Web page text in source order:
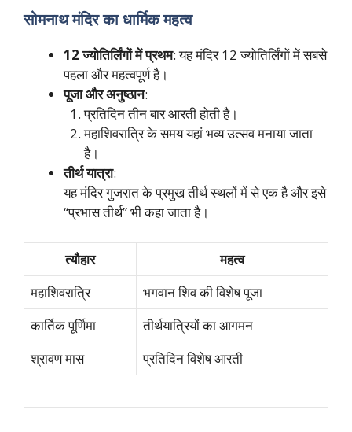
सोमनाथ मंदिर का धार्मिक महत्व
12 ज्योतिर्लिंगों में प्रथम: यह मंदिर 12 ज्योतिर्लिंगों में सबसे
पहला और महत्वपूर्ण है।
पूजा और अनुष्ठान:
प्रतिदिन तीन बार आरती होती है।
महाशिवरात्रि के समय यहां भव्य उत्सव मनाया जाता
है।
तीर्थ यात्रा:
यह मंदिर गुजरात के प्रमुख तीर्थ स्थलों में से एक है और इसे
“प्रभास तीर्थ” भी कहा जाता है।
त्यौहार
महत्व
महाशिवरात्रि
भगवान शिव की विशेष पूजा
कार्तिक पूर्णिमा
तीर्थयात्रियों का आगमन
श्रावण मास
प्रतिदिन विशेष आरती